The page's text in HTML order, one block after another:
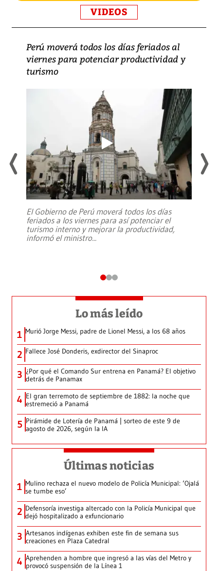
VIDEOS
Perú moverá todos los días feriados al
viernes para potenciar productividad y
turismo
El Gobierno de Perú moverá todos los días
feriados a los viernes para así potenciar el
turismo interno y mejorar la productividad,
informó el ministro...
Lo más leído
1 Murió Jorge Messi, padre de Lionel Messi, a los 68 años
2 Fallece José Donderis, exdirector del Sinaproc
3 ¿Por qué el Comando Sur entrena en Panamá? El objetivo
detrás de Panamax
4 El gran terremoto de septiembre de 1882: la noche que
estremeció a Panamá
5 Pirámide de Lotería de Panamá | sorteo de este 9 de
agosto de 2026, según la IA
Últimas noticias
1 Mulino rechaza el nuevo modelo de Policía Municipal: ‘Ojalá
se tumbe eso’
2 Defensoría investiga altercado con la Policía Municipal que
dejó hospitalizado a exfuncionario
3 Artesanos indígenas exhiben este fin de semana sus
creaciones en Plaza Catedral
4 Aprehenden a hombre que ingresó a las vías del Metro y
provocó suspensión de la Línea 1